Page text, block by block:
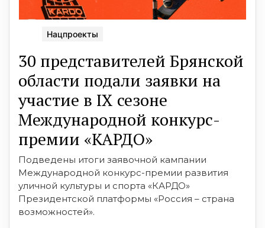
Нацпроекты
30 представителей Брянской
области подали заявки на
участие в IX сезоне
Международной конкурс-
премии «КАРДО»
Подведены итоги заявочной кампании
Международной конкурс-премии развития
уличной культуры и спорта «КАРДО»
Президентской платформы «Россия – страна
возможностей».